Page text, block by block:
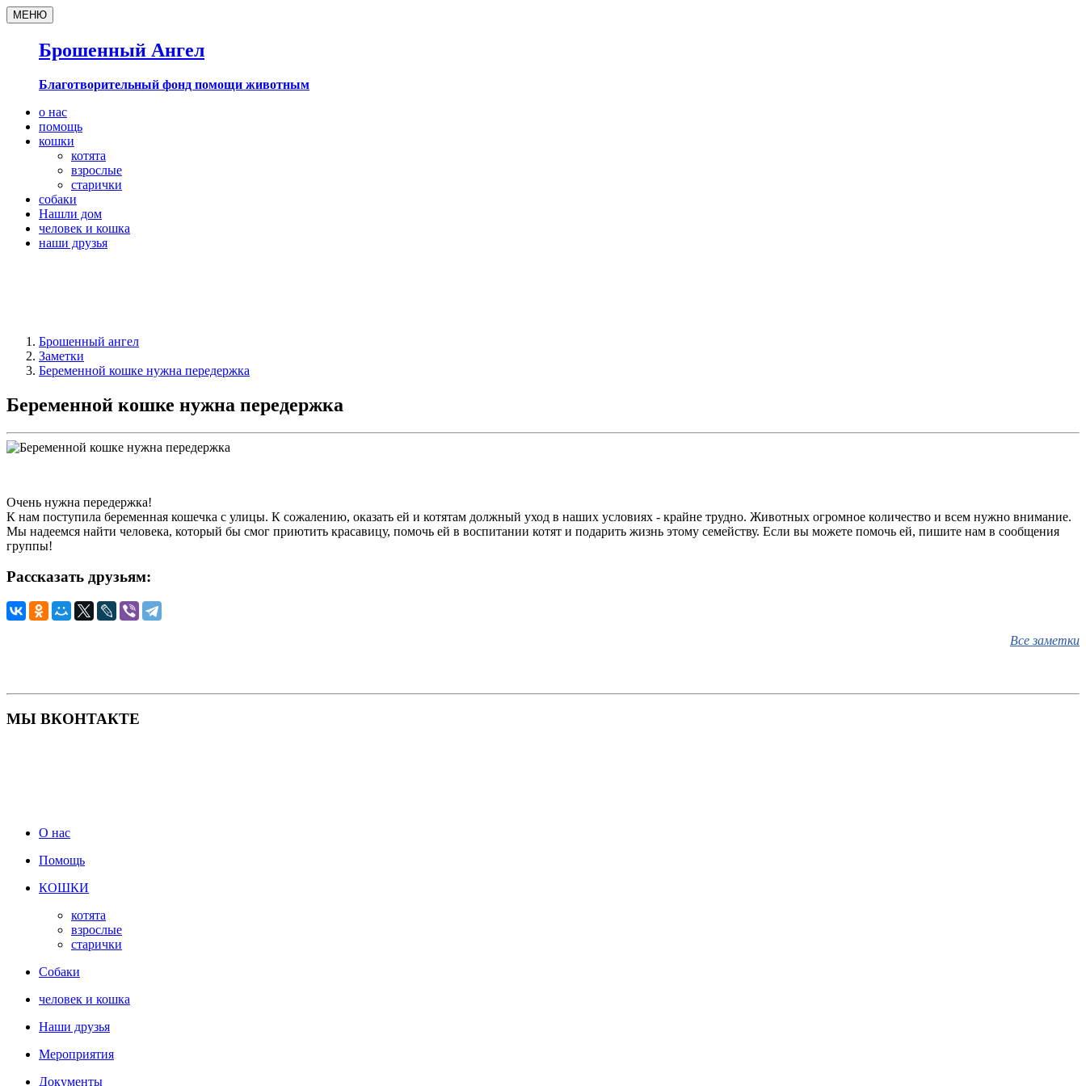
МЕНЮ
Брошенный Ангел
Благотворительный фонд помощи животным
о нас
помощь
кошки
котята
взрослые
старички
собаки
Нашли дом
человек и кошка
наши друзья
Брошенный ангел
Заметки
Беременной кошке нужна передержка
Беременной кошке нужна передержка
Очень нужна передержка!
К нам поступила беременная кошечка с улицы. К сожалению, оказать ей и котятам должный уход в наших условиях - крайне трудно. Животных огромное количество и всем нужно внимание.
Мы надеемся найти человека, который бы смог приютить красавицу, помочь ей в воспитании котят и подарить жизнь этому семейству. Если вы можете помочь ей, пишите нам в сообщения
группы!
Рассказать друзьям:
Все заметки
МЫ ВКОНТАКТЕ
О нас
Помощь
КОШКИ
котята
взрослые
старички
Собаки
человек и кошка
Наши друзья
Мероприятия
Документы